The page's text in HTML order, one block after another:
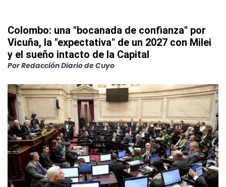
Colombo: una "bocanada de confianza" por
Vicuña, la "expectativa" de un 2027 con Milei
y el sueño intacto de la Capital
PorRedacción Diario de Cuyo